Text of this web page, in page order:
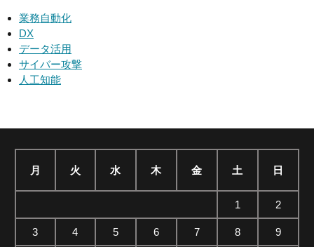
業務自動化
DX
データ活用
サイバー攻撃
人工知能
月 火 水 木 金 土 日
1 2
3 4 5 6 7 8 9